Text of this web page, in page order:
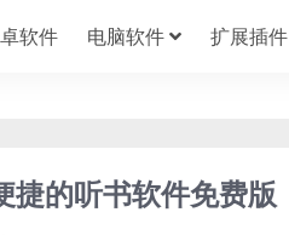
软件 电脑软件 扩展插件
的听书软件免费版